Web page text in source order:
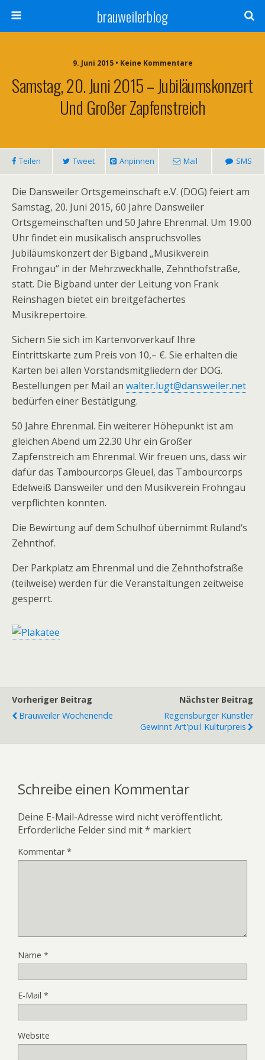
brauweilerblog
9. Juni 2015 • Keine Kommentare
Samstag, 20. Juni 2015 – Jubiläumskonzert
Und Großer Zapfenstreich
Teilen Tweet Anpinnen Mail SMS
Die Dansweiler Ortsgemeinschaft e.V. (DOG) feiert am
Samstag, 20. Juni 2015, 60 Jahre Dansweiler
Ortsgemeinschaften und 50 Jahre Ehrenmal. Um 19.00
Uhr findet ein musikalisch anspruchsvolles
Jubiläumskonzert der Bigband „Musikverein
Frohngau“ in der Mehrzweckhalle, Zehnthofstraße,
statt. Die Bigband unter der Leitung von Frank
Reinshagen bietet ein breitgefächertes
Musikrepertoire.
Sichern Sie sich im Kartenvorverkauf Ihre
Eintrittskarte zum Preis von 10,– €. Sie erhalten die
Karten bei allen Vorstandsmitgliedern der DOG.
Bestellungen per Mail an walter.lugt@dansweiler.net
bedürfen einer Bestätigung.
50 Jahre Ehrenmal. Ein weiterer Höhepunkt ist am
gleichen Abend um 22.30 Uhr ein Großer
Zapfenstreich am Ehrenmal. Wir freuen uns, dass wir
dafür das Tambourcorps Gleuel, das Tambourcorps
Edelweiß Dansweiler und den Musikverein Frohngau
verpflichten konnten.
Die Bewirtung auf dem Schulhof übernimmt Ruland‘s
Zehnthof.
Der Parkplatz am Ehrenmal und die Zehnthofstraße
(teilweise) werden für die Veranstaltungen zeitweise
gesperrt.
Vorheriger Beitrag
Brauweiler Wochenende
Nächster Beitrag
Regensburger Künstler
Gewinnt Art'pu:l Kulturpreis
Schreibe einen Kommentar
Deine E-Mail-Adresse wird nicht veröffentlicht.
Erforderliche Felder sind mit* markiert
Kommentar*
Name *
E-Mail *
Website